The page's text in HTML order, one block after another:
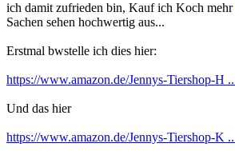
ich damit zufrieden bin, Kauf ich Koch mehr
Sachen sehen hochwertig aus...
Erstmal bwstelle ich dies hier:
https://www.amazon.de/Jennys-Tiershop-
Und das hier
https://www.amazon.de/Jennys-Tiershop-K